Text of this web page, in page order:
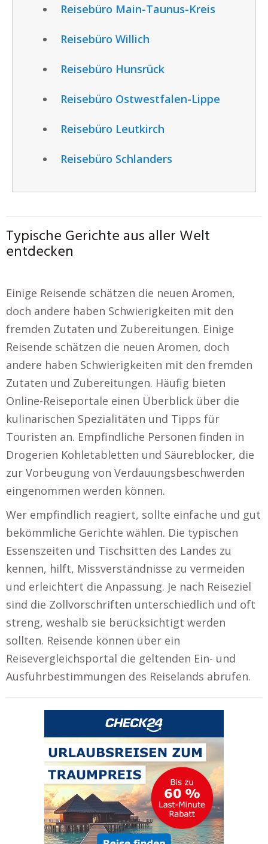
Reisebüro Main-Taunus-Kreis
Reisebüro Willich
Reisebüro Hunsrück
Reisebüro Ostwestfalen-Lippe
Reisebüro Leutkirch
Reisebüro Schlanders
Typische Gerichte aus aller Welt
entdecken
Einige Reisende schätzen die neuen Aromen,
doch andere haben Schwierigkeiten mit den
fremden Zutaten und Zubereitungen. Einige
Reisende schätzen die neuen Aromen, doch
andere haben Schwierigkeiten mit den fremden
Zutaten und Zubereitungen. Häufig bieten
Online-Reiseportale einen Überblick über die
kulinarischen Spezialitäten und Tipps für
Touristen an. Empfindliche Personen finden in
Drogerien Kohletabletten und Säureblocker, die
zur Vorbeugung von Verdauungsbeschwerden
eingenommen werden können.
Wer empfindlich reagiert, sollte einfache und gut
bekömmliche Gerichte wählen. Die typischen
Essenszeiten und Tischsitten des Landes zu
kennen, hilft, Missverständnisse zu vermeiden
und erleichtert die Anpassung. Je nach Reiseziel
sind die Zollvorschriften unterschiedlich und oft
streng, weshalb sie berücksichtigt werden
sollten. Reisende können über ein
Reisevergleichsportal die geltenden Ein- und
Ausfuhrbestimmungen des Reiselands abrufen.